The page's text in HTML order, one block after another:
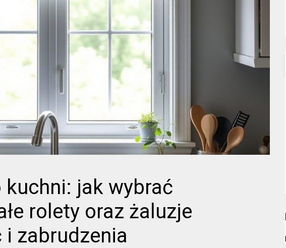
kuchni: jak wybrać
rolety oraz żaluzje
zabrudzenia